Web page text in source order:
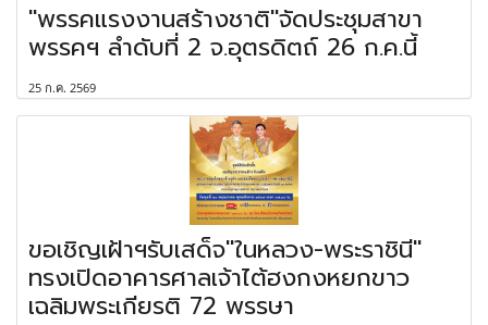
"พรรคแรงงานสร้างชาติ"จัดประชุมสาขา
พรรคฯ ลำดับที่ 2 จ.อุตรดิตถ์ 26 ก.ค.นี้
25 ก.ค. 2569
ขอเชิญเฝ้าฯรับเสด็จ"ในหลวง-พระราชินี"
ทรงเปิดอาคารศาลเจ้าไต้ฮงกงหยกขาว
เฉลิมพระเกียรติ 72 พรรษา